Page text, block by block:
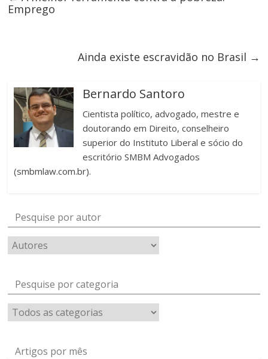
Emprego
Ainda existe escravidão no Brasil →
Bernardo Santoro
Cientista político, advogado, mestre e
doutorando em Direito, conselheiro
superior do Instituto Liberal e sócio do
escritório SMBM Advogados
(smbmlaw.com.br).
Pesquise por autor
Pesquise por categoria
Artigos por mês